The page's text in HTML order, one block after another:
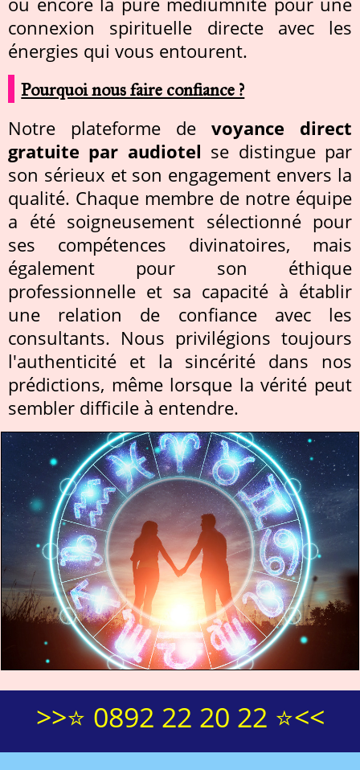
connexion spirituelle directe avec les
énergies qui vous entourent.
Pourquoi nous faire confiance ?
Notre plateforme de voyance direct
gratuite par audiotel se distingue par
son sérieux et son engagement envers la
qualité. Chaque membre de notre équipe
a été soigneusement sélectionné pour
ses compétences divinatoires, mais
également pour son éthique
professionnelle et sa capacité à établir
une relation de confiance avec les
consultants. Nous privilégions toujours
l'authenticité et la sincérité dans nos
prédictions, même lorsque la vérité peut
sembler difficile à entendre.
>>⭐ 0892 22 20 22 ⭐<<